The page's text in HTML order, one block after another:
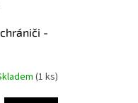
-
(1 ks)